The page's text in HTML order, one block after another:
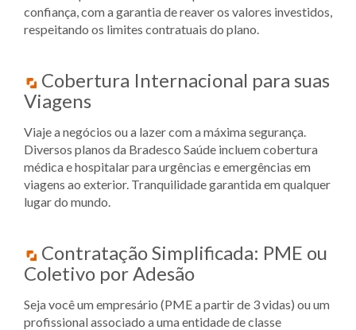
confiança, com a garantia de reaver os valores investidos,
respeitando os limites contratuais do plano.
Cobertura Internacional para suas
Viagens
Viaje a negócios ou a lazer com a máxima segurança.
Diversos planos da Bradesco Saúde incluem cobertura
médica e hospitalar para urgências e emergências em
viagens ao exterior. Tranquilidade garantida em qualquer
lugar do mundo.
Contratação Simplificada: PME ou
Coletivo por Adesão
Seja você um empresário (PME a partir de 3 vidas) ou um
profissional associado a uma entidade de classe